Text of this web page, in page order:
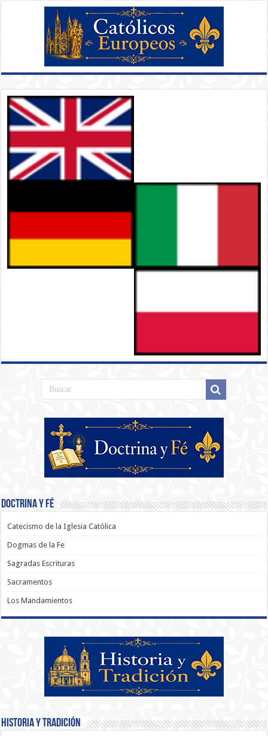
Doctrina y Fé
Catecismo de la Iglesia Católica
Dogmas de la Fe
Sagradas Escrituras
Sacramentos
Los Mandamientos
Historia y Tradición